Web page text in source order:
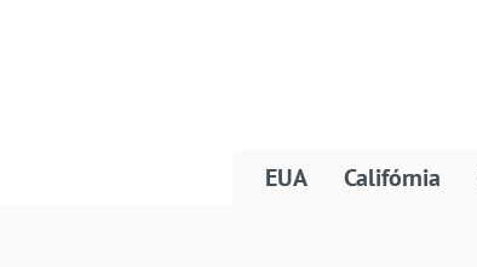
EUA Califórnia